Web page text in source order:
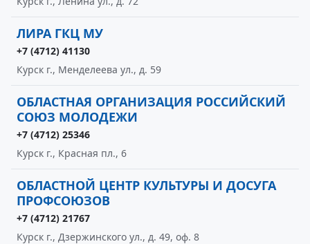
ЛИРА ГКЦ МУ
+7 (4712) 41130
Курск г., Менделеева ул., д. 59
ОБЛАСТНАЯ ОРГАНИЗАЦИЯ РОССИЙСКИЙ
СОЮЗ МОЛОДЕЖИ
+7 (4712) 25346
Курск г., Красная пл., 6
ОБЛАСТНОЙ ЦЕНТР КУЛЬТУРЫ И ДОСУГА
ПРОФСОЮЗОВ
+7 (4712) 21767
Курск г., Дзержинского ул., д. 49, оф. 8